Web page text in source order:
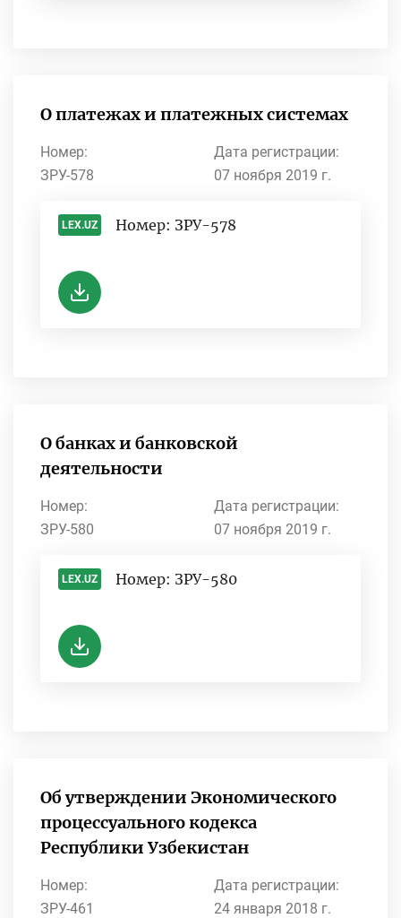
О платежах и платежных системах
Номер:
ЗРУ-578
Дата регистрации:
07 ноября 2019 г.
LEX.UZ Номер: ЗРУ-578
О банках и банковской
деятельности
Номер:
ЗРУ-580
Дата регистрации:
07 ноября 2019 г.
LEX.UZ Номер: ЗРУ-580
Об утверждении Экономического
процессуального кодекса
Республики Узбекистан
Номер:
ЗРУ-461
Дата регистрации:
24 января 2018 г.